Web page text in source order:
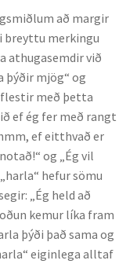
að margir
breyttu merkingu
athugasemdir við
þýðir mjög“ og
flestir með þetta
ef ég fer með rangt
ef eitthvað er
og „Ég vil
hefur sömu
„Ég held að
kemur líka fram
þýði það sama og
eiginlega alltaf